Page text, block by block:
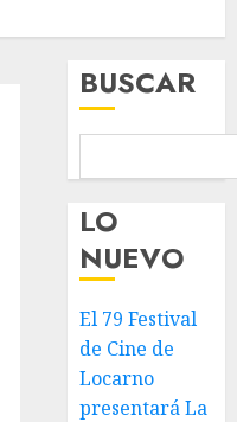
BUSCAR
LO
NUEVO
El 79 Festival
de Cine de
Locarno
presentará La